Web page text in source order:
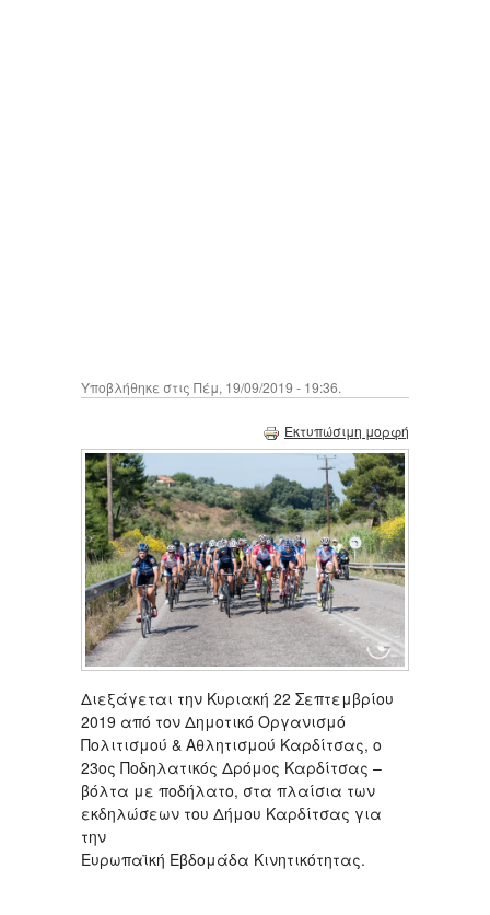
Υποβλήθηκε στις Πέμ, 19/09/2019 - 19:36.
Εκτυπώσιμη μορφή
Διεξάγεται την Κυριακή 22 Σεπτεμβρίου
2019 από τον Δημοτικό Οργανισμό
Πολιτισμού & Αθλητισμού Καρδίτσας, ο
23ος Ποδηλατικός Δρόμος Καρδίτσας –
βόλτα με ποδήλατο, στα πλαίσια των
εκδηλώσεων του Δήμου Καρδίτσας για
την
Ευρωπαϊκή Εβδομάδα Κινητικότητας.